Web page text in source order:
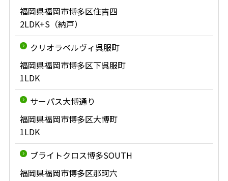
福岡県福岡市博多区住吉四
2LDK+S（納戸）
クリオラベルヴィ呉服町
福岡県福岡市博多区下呉服町
1LDK
サーパス大博通り
福岡県福岡市博多区大博町
1LDK
ブライトクロス博多SOUTH
福岡県福岡市博多区那珂六